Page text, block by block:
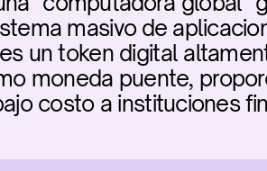
masivo de
un token digital
moneda puente,
costo a instituciones